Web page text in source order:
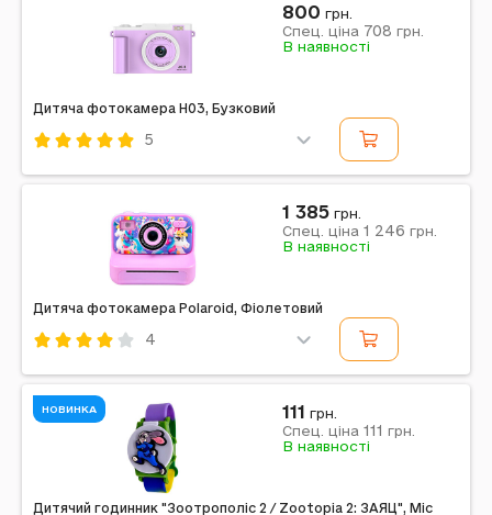
Примітка: LCD 2.7K, Digital Zoom 16x, 48Mp, 4GB to
Дитяча фотокамера H03, Бузковий
5
Примітка: LCD, WiFi, 1080P, Zoom 15x, 48Mp, 8GB to
800 грн.
Спец. ціна 708 грн.
В наявності
Дитяча фотокамера Polaroid, Фіолетовий
4
Фіолетовий
Примітка: з функцією друку та з передньою
1 385 грн.
Спец. ціна 1 246 грн.
В наявності
НОВИНКА
Дитячий годинник "Зоотрополіс 2 / Zootopia 2: ЗАЯЦ", Mic
111 грн.
Спец. ціна 111 грн.
В наявності